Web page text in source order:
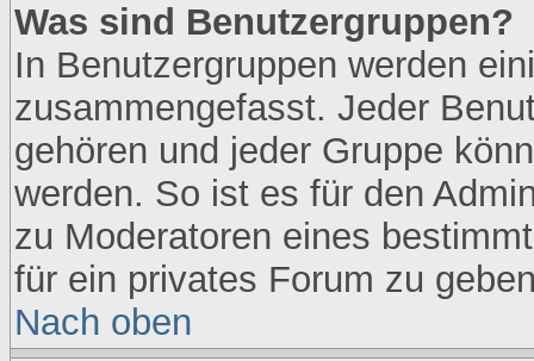
Was sind Benutzergruppen?
In Benutzergruppen werden
zusammengefasst. Jeder
gehören und jeder Gruppe
werden. So ist es für den
zu Moderatoren eines
für ein privates Forum zu
Nach oben